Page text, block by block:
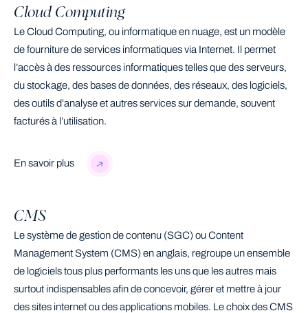
Cloud Computing
Le Cloud Computing, ou informatique en nuage, est un modèle
de fourniture de services informatiques via Internet. Il permet
l’accès à des ressources informatiques telles que des serveurs,
du stockage, des bases de données, des réseaux, des logiciels,
des outils d’analyse et autres services sur demande, souvent
facturés à l’utilisation.
En savoir plus
CMS
Le système de gestion de contenu (SGC) ou Content
Management System (CMS) en anglais, regroupe un ensemble
de logiciels tous plus performants les uns que les autres mais
surtout indispensables afin de concevoir, gérer et mettre à jour
des sites internet ou des applications mobiles. Le choix des CMS